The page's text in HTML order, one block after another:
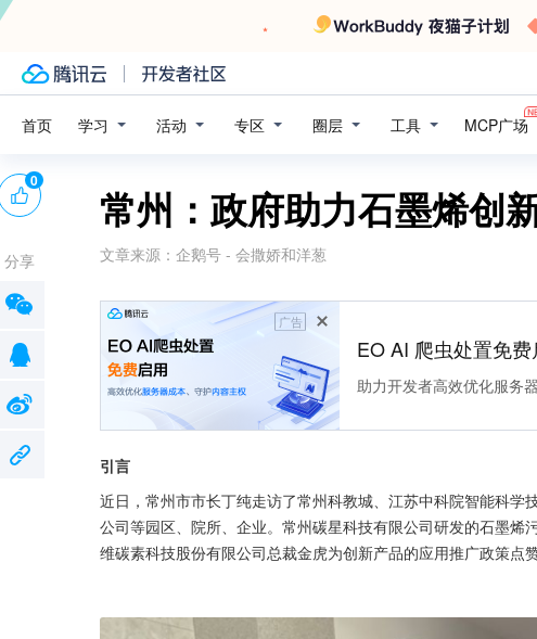
首页 学习 活动 专区 圈层 工具 MCP广场
常州：政府助力石墨烯创
文章来源： 企鹅号 - 会撒娇和洋葱
广告
EO AI 爬虫处置免费
助力开发者高效优化服务
引言
近日，常州市市长丁纯走访了常州科教城、江苏中科院智能科
公司等园区、院所、企业。常州碳星科技有限公司研发的石墨
维碳素科技股份有限公司总裁金虎为创新产品的应用推广政策点
0
分享